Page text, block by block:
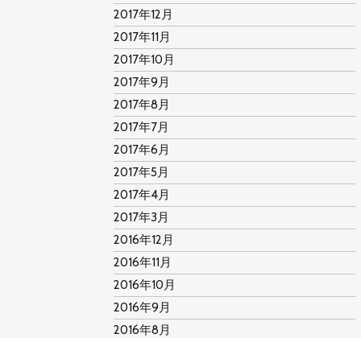
2017年12月
2017年11月
2017年10月
2017年9月
2017年8月
2017年7月
2017年6月
2017年5月
2017年4月
2017年3月
2016年12月
2016年11月
2016年10月
2016年9月
2016年8月